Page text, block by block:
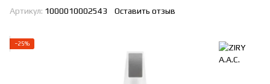
Артикул: 1000010002543 Оставить отзыв
−25%